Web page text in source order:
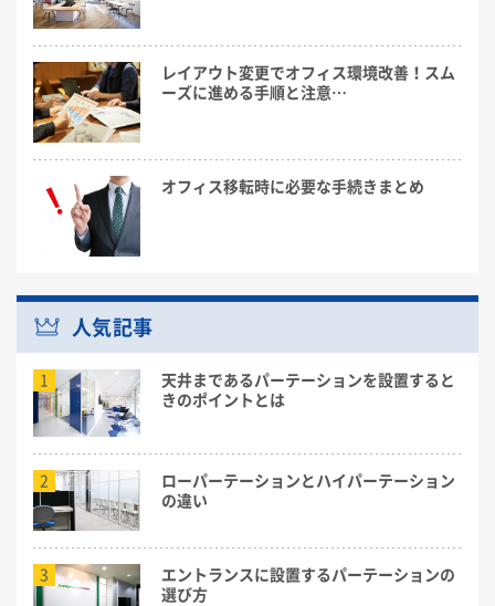
レイアウト変更でオフィス環境改善！スム
ーズに進める手順と注意…
オフィス移転時に必要な手続きまとめ
人気記事
1
天井まであるパーテーションを設置すると
きのポイントとは
2
ローパーテーションとハイパーテーション
の違い
3
エントランスに設置するパーテーションの
選び方